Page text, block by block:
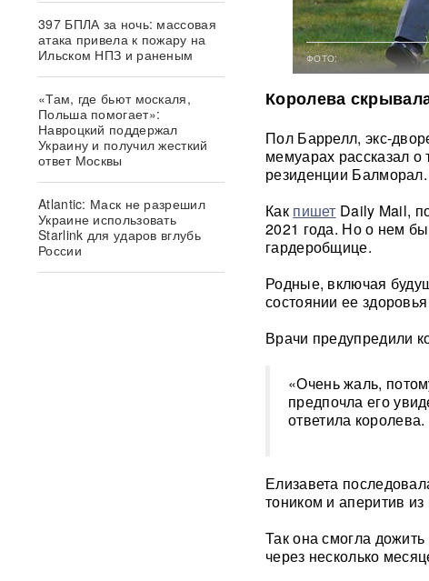
397 БПЛА за ночь: массовая
атака привела к пожару на
Ильском НПЗ и раненым
«Там, где бьют москаля,
Польша помогает»:
Навроцкий поддержал
Украину и получил жесткий
ответ Москвы
Atlantic: Маск не разрешил
Украине использовать
Starlink для ударов вглубь
России
ФОТО:
Королева
Пол Баррелл, экс-
мемуарах рассказал о
резиденции Балморал.
Как пишет Daily Mail,
2021 года. Но о нем
гардеробщице.
Родные, включая
состоянии ее
Врачи предупредили
«Очень жаль,
предпочла его
ответила королева.
Елизавета
тоником и аперитив
Так она смогла
через несколько